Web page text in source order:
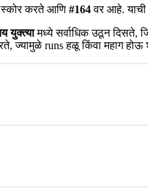
स्कोर करते आणि #164वर आहे.
युक्त्यामध्ये सर्वाधिक उठून दिसते,
ज्यामुळे runs हळू किंवा महाग